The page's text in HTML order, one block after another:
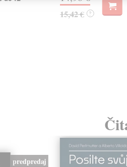
15,42 € ?
predpredaj